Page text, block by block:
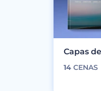
Capas
14 CENAS